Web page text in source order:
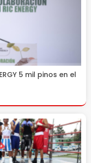
5 mil pinos en el